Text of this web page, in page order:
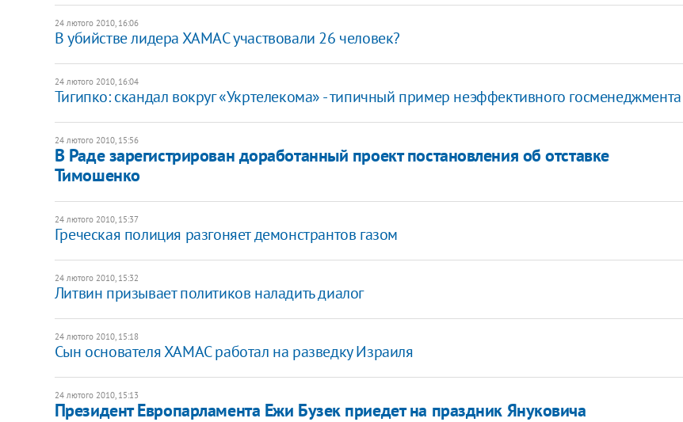
24 лютого 2010, 16:06
В убийстве лидера ХАМАС участвовали 26 человек?
24 лютого 2010, 16:04
Тигипко: скандал вокруг «Укртелекома» - типичный пример неэффективного госменеджмента
24 лютого 2010, 15:56
В Раде зарегистрирован доработанный проект постановления об отставке
Тимошенко
24 лютого 2010, 15:37
Греческая полиция разгоняет демонстрантов газом
24 лютого 2010, 15:32
Литвин призывает политиков наладить диалог
24 лютого 2010, 15:18
Сын основателя ХАМАС работал на разведку Израиля
24 лютого 2010, 15:13
Президент Европарламента Ежи Бузек приедет на праздник Януковича